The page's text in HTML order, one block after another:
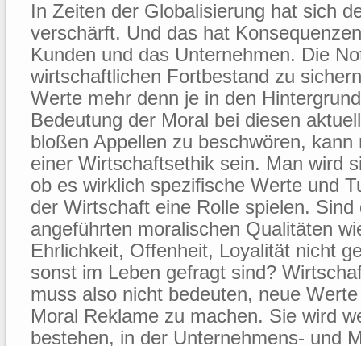
In Zeiten der Globalisierung hat sich
verschärft. Und das hat
Kunden und das Unternehmen. Die
wirtschaftlichen Fortbestand zu
Werte mehr denn je in den
Bedeutung der Moral bei diesen
bloßen Appellen zu beschwören, kann
einer Wirtschaftsethik sein. Man wird
ob es wirklich spezifische Werte und
der Wirtschaft eine Rolle spielen. Sind
angeführten moralischen Qualitäten
Ehrlichkeit, Offenheit, Loyalität nicht
sonst im Leben gefragt sind?
muss also nicht bedeuten, neue
Moral Reklame zu machen. Sie wird
bestehen, in der Unternehmens- und